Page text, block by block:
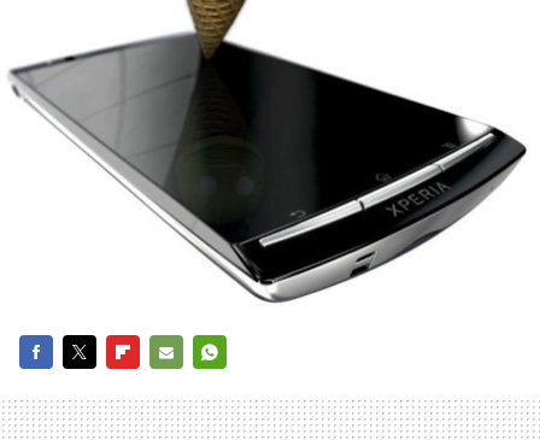
MAIL